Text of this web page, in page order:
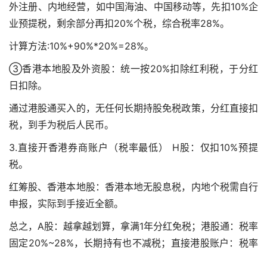
外注册、内地经营，如中国海油、中国移动等，先扣10%企
业预提税，剩余部分再扣20%个税，综合税率28%。
计算方法:10%+90%*20%=28%。
③香港本地股及外资股：统一按20%扣除红利税，于分红
日扣除。
通过港股通买入的，无任何长期持股免税政策，分红直接扣
税，到手为税后人民币。
3.直接开香港券商账户（税率最低） H股：仅扣10%预提
税。
红筹股、香港本地股：香港本地无股息税，内地个税需自行
申报，实际到手接近全额。
总之，A股：越拿越划算，拿满1年分红免税；港股通：税率
固定20%~28%，长期持有也不减税；直接港股账户：税率